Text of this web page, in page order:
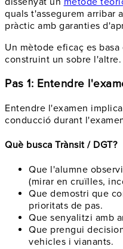
quals t'assegurem arribar
pràctic amb garanties
Un mètode eficaç es
construint un sobre l'altre.
Pas 1: Entendre
Entendre l'examen
conducció durant
Què busca Trànsit / DGT?
Que l'alumne
(mirar en cruïlles,
Que demostri que
prioritats de pas.
Que senyalitzi amb
Que prengui
vehicles i vianants.